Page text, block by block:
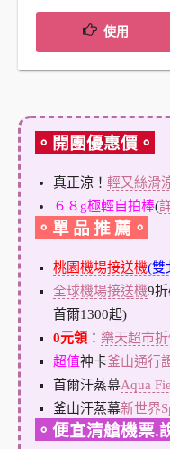
使用
。開團優惠價。
真正涼！ 輕又絲滑
６８g極輕自拍棒(
。單 品 推 薦。
桃園機場接送機(雙
全球機場接送機9
首爾1300起)
0元領： 樂天超市折
超值神卡釜山通行
首爾汗蒸幕Aqua
釜山汗蒸幕新世界
。便宜清艙機票.